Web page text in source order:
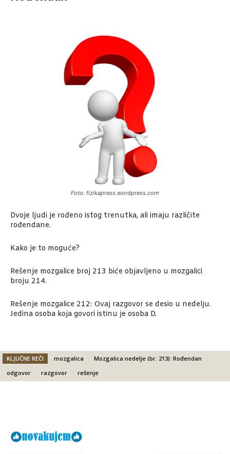
Foto: fizikapress.wordpress.com
Dvoje ljudi je rođeno istog trenutka, ali imaju različite
rođendane.
Kako je to moguće?
Rešenje mozgalice broj 213 biće objavljeno u mozgalici
broju 214.
Rešenje mozgalice 212: Ovaj razgovor se desio u nedelju.
Jedina osoba koja govori istinu je osoba D.
KLJUČNE REČI mozgalica
Mozgalica nedelje (br. 213): Rođendan
odgovor
razgovor rešenje